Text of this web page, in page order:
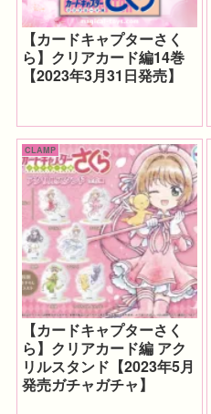
【カードキャプターさく
ら】クリアカード編14巻
【2023年3月31日発売】
CLAMP
【カードキャプターさく
ら】クリアカード編 アク
リルスタンド【2023年5月
発売ガチャガチャ】